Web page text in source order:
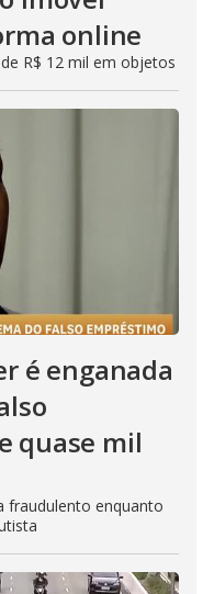
online
R$ 12 mil em objetos
é enganada
quase mil
fraudulento enquanto